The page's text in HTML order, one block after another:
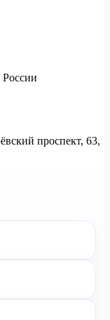
проспект, 63,